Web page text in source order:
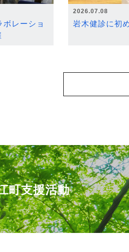
ボレーショ
2026.07.08
岩木健診に初
町支援活動